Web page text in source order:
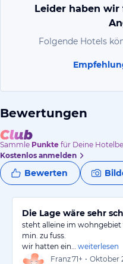
Leider haben
Folgende Hotels
Bewertungen
Sammle Punkte für Deine
Kostenlos anmelden
Bewerten
Die Lage wäre sehr
steht alleine im
min. zu fuss.
wir hatten ein…
weiterlesen
Franz71+ • Oktober